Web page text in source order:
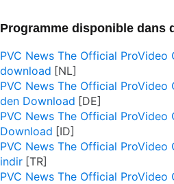
Programme disponible dans
PVC News The Official
download
PVC News The Official
den Download
PVC News The Official
Download
PVC News The Official
indir
PVC News The Official